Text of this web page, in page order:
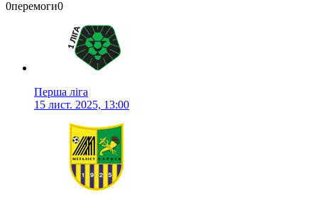
0перемоги0
Перша ліга
15 лист. 2025, 13:00